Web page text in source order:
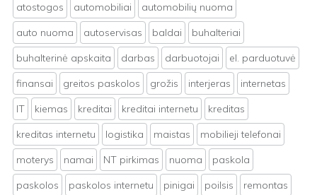
atostogos automobiliai
automobilių nuoma
auto nuoma
autoservisas baldai
buhalteriai
buhalterinė apskaita
darbas darbuotojai
el. parduotuvė
finansai
greitos paskolos grožis interjeras
internetas
IT
kiemas kreditai kreditai internetu
kreditas
kreditas internetu
logistika maistas
mobilieji telefonai
moterys
namai NT pirkimas nuoma
paskola
paskolos
paskolos internetu pinigai poilsis
remontas